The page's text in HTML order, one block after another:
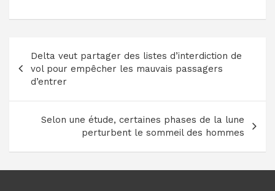
de
l’article
Delta veut partager des listes d’interdiction de
vol pour empêcher les mauvais passagers
d’entrer
Selon une étude, certaines phases de la lune
perturbent le sommeil des hommes